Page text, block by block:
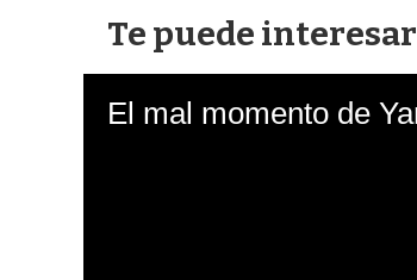
Te puede interesar